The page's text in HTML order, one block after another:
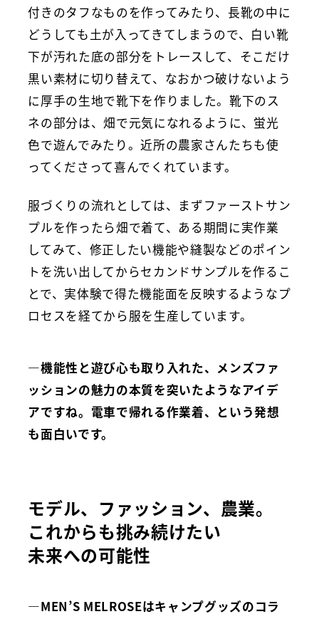
付きのタフなものを作ってみたり、長靴の中に
どうしても土が入ってきてしまうので、白い靴
下が汚れた底の部分をトレースして、そこだけ
黒い素材に切り替えて、なおかつ破けないよう
に厚手の生地で靴下を作りました。靴下のス
ネの部分は、畑で元気になれるように、蛍光
色で遊んでみたり。近所の農家さんたちも使
ってくださって喜んでくれています。
服づくりの流れとしては、まずファーストサン
プルを作ったら畑で着て、ある期間に実作業
してみて、修正したい機能や縫製などのポイン
トを洗い出してからセカンドサンプルを作るこ
とで、実体験で得た機能面を反映するようなプ
ロセスを経てから服を生産しています。
―機能性と遊び心も取り入れた、メンズファ
ッションの魅力の本質を突いたようなアイデ
アですね。電車で帰れる作業着、という発想
も面白いです。
モデル、ファッション、農業。
これからも挑み続けたい
未来への可能性
―MEN’S MELROSEはキャンプグッズのコラ